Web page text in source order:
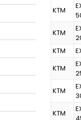
KTM
KTM
KTM
KTM
KTM
KTM